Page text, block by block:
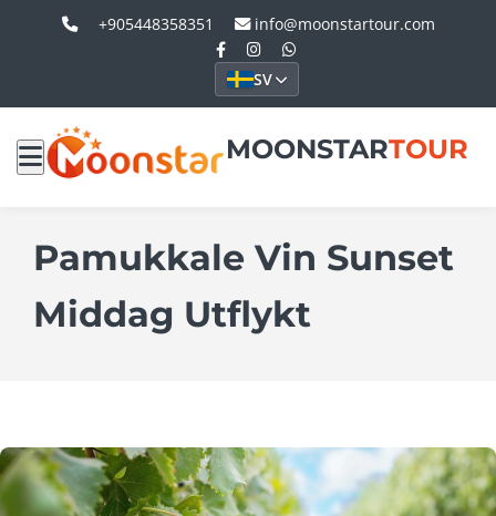
+905448358351 info@moonstartour.com
SV
MOONSTARTOUR
Pamukkale Vin Sunset
Middag Utflykt